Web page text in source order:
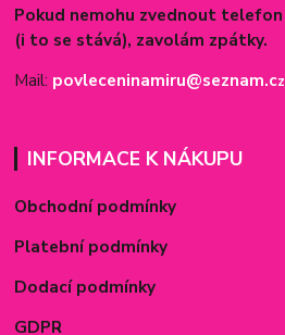
Pokud nemohu zvednout telefon
(i to se stává), zavolám zpátky.
Mail: povleceninamiru@seznam.cz
INFORMACE K NÁKUPU
Obchodní podmínky
Platební podmínky
Dodací podmínky
GDPR